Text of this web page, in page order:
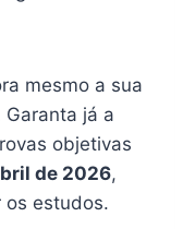
mesmo a sua
já a
objetivas
de 2026,
os estudos.